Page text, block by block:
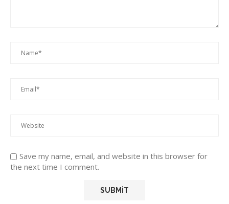
Save my name, email, and website in this browser for
the next time I comment.